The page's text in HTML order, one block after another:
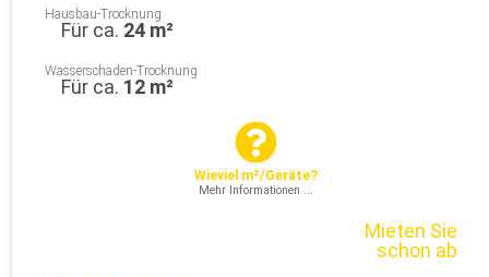
Hausbau-Trocknung
Für ca. 24 m²
Wasserschaden-Trocknung
Für ca. 12 m²
Wieviel m²/Geräte?
Mehr Informationen ...
Mieten Sie
schon ab